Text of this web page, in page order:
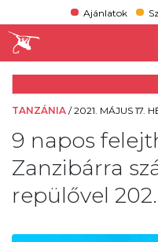
Ajánlatok
TANZÁNIA /2021. MÁJUS 17.
9 napos
Zanzibárra
repülővel